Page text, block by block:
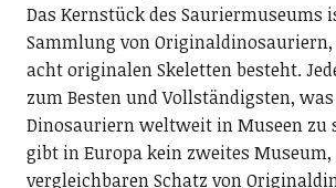
Das Kernstück des Sauriermuseums
Sammlung von Originaldinosauriern,
acht originalen Skeletten besteht.
zum Besten und Vollständigsten,
Dinosauriern weltweit in Museen zu
gibt in Europa kein zweites Museum,
vergleichbaren Schatz von